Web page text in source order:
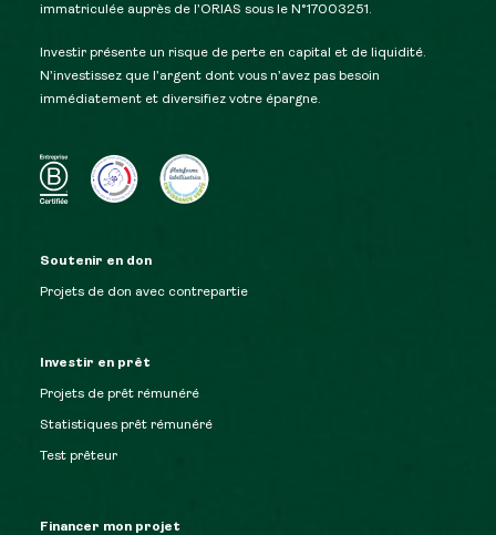
immatriculée auprès de l’ORIAS sous le N°17003251.
Investir présente un risque de perte en capital et de liquidité.
N’investissez que l’argent dont vous n’avez pas besoin
immédiatement et diversifiez votre épargne.
Soutenir en don
Projets de don avec contrepartie
Investir en prêt
Projets de prêt rémunéré
Statistiques prêt rémunéré
Test prêteur
Financer mon projet